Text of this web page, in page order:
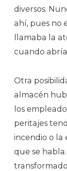
diversos.
ahí, pues no
llamaba la
cuando
Otra
almacén
los
peritajes
incendio o la
que se